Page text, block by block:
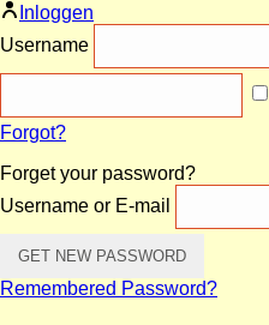
Inloggen
Username
Forgot?
Forget your password?
Username or E-mail
Remembered Password?